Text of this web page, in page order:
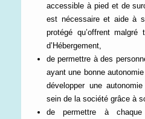
accessible à pied et de
est nécessaire et aide à
protégé qu’offrent
d’Hébergement,
de permettre à des
ayant une bonne
développer une
sein de la société grâce à
de permettre à chaque